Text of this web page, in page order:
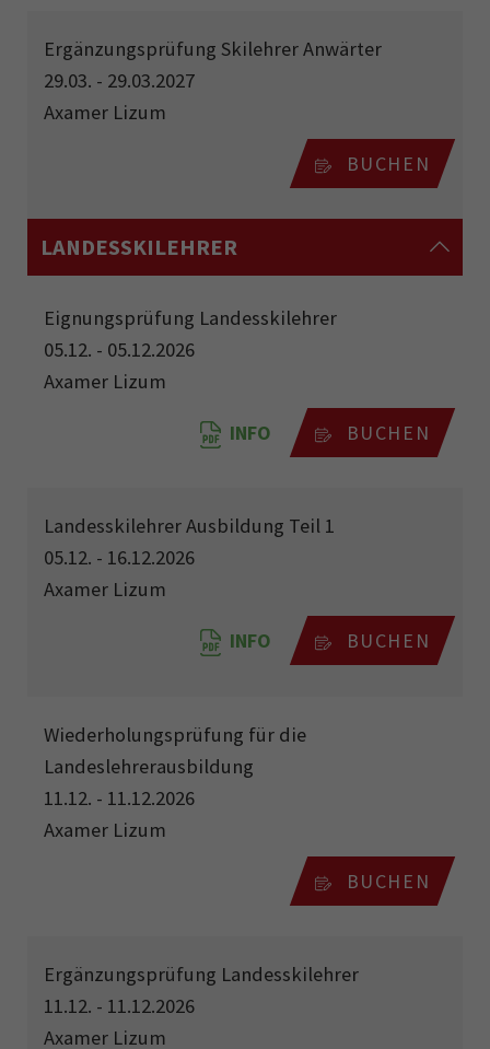
Ergänzungsprüfung Skilehrer Anwärter
29.03. - 29.03.2027
Axamer Lizum
BUCHEN
LANDESSKILEHRER
Eignungsprüfung Landesskilehrer
05.12. - 05.12.2026
Axamer Lizum
INFO BUCHEN
Landesskilehrer Ausbildung Teil 1
05.12. - 16.12.2026
Axamer Lizum
INFO BUCHEN
Wiederholungsprüfung für die
Landeslehrerausbildung
11.12. - 11.12.2026
Axamer Lizum
BUCHEN
Ergänzungsprüfung Landesskilehrer
11.12. - 11.12.2026
Axamer Lizum